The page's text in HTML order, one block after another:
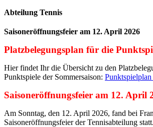
Abteilung Tennis
Saisoneröffnungsfeier am 12. April 2026
Platzbelegungsplan für die
Hier findet Ihr die Übersicht zu den
Punktspiele der Sommersaison:
Saisoneröffnungsfeier am 12. April
Am Sonntag, den 12. April 2026, fand bei
Saisoneröffnungsfeier der Tennisabteilung statt.